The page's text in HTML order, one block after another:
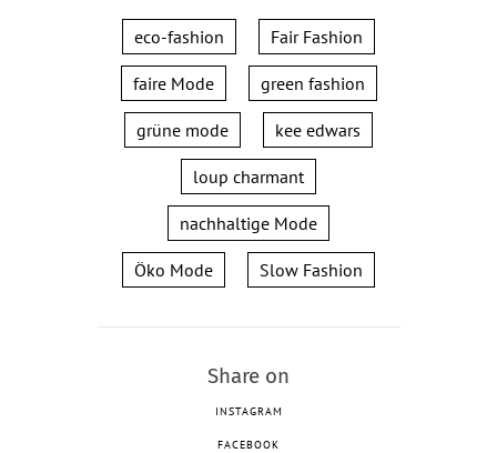
eco-fashion Fair Fashion
faire Mode green fashion
grüne mode kee edwars
loup charmant
nachhaltige Mode
Öko Mode Slow Fashion
Share on
INSTAGRAM
FACEBOOK